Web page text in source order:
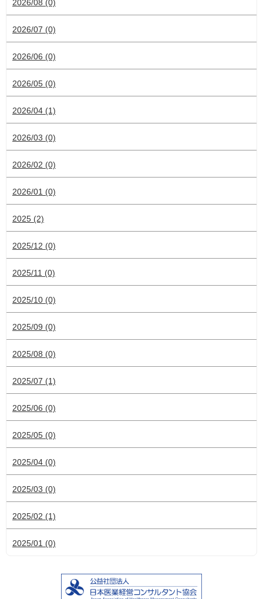
2026/08 (0)
2026/07 (0)
2026/06 (0)
2026/05 (0)
2026/04 (1)
2026/03 (0)
2026/02 (0)
2026/01 (0)
2025 (2)
2025/12 (0)
2025/11 (0)
2025/10 (0)
2025/09 (0)
2025/08 (0)
2025/07 (1)
2025/06 (0)
2025/05 (0)
2025/04 (0)
2025/03 (0)
2025/02 (1)
2025/01 (0)